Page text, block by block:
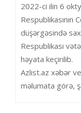
2022-ci ilin 6
Respublikasının
düşərgəsində
Respublikası
həyata keçirilib.
Azlist.az xəbər
məlumata görə,